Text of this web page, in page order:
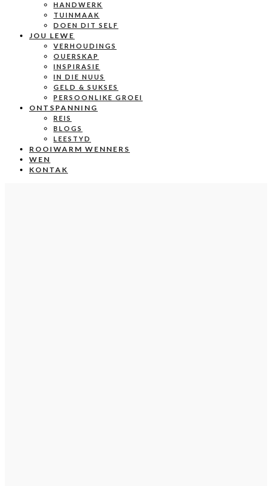
HANDWERK
TUINMAAK
DOEN DIT SELF
JOU LEWE
VERHOUDINGS
OUERSKAP
INSPIRASIE
IN DIE NUUS
GELD & SUKSES
PERSOONLIKE GROEI
ONTSPANNING
REIS
BLOGS
LEESTYD
ROOIWARM WENNERS
WEN
KONTAK